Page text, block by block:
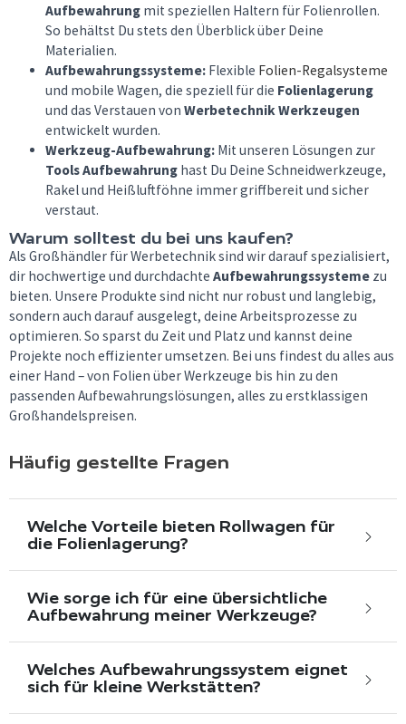
Aufbewahrung mit speziellen Haltern für Folienrollen.
So behältst Du stets den Überblick über Deine
Materialien.
Aufbewahrungssysteme: Flexible Folien-Regalsysteme
und mobile Wagen, die speziell für die Folienlagerung
und das Verstauen von Werbetechnik Werkzeugen
entwickelt wurden.
Werkzeug-Aufbewahrung: Mit unseren Lösungen zur
Tools Aufbewahrung hast Du Deine Schneidwerkzeuge,
Rakel und Heißluftföhne immer griffbereit und sicher
verstaut.
Warum solltest du bei uns kaufen?
Als Großhändler für Werbetechnik sind wir darauf spezialisiert,
dir hochwertige und durchdachte Aufbewahrungssysteme zu
bieten. Unsere Produkte sind nicht nur robust und langlebig,
sondern auch darauf ausgelegt, deine Arbeitsprozesse zu
optimieren. So sparst du Zeit und Platz und kannst deine
Projekte noch effizienter umsetzen. Bei uns findest du alles aus
einer Hand – von Folien über Werkzeuge bis hin zu den
passenden Aufbewahrungslösungen, alles zu erstklassigen
Großhandelspreisen.
Häufig gestellte Fragen
Welche Vorteile bieten Rollwagen für
die Folienlagerung?
Wie sorge ich für eine übersichtliche
Aufbewahrung meiner Werkzeuge?
Welches Aufbewahrungssystem eignet
sich für kleine Werkstätten?